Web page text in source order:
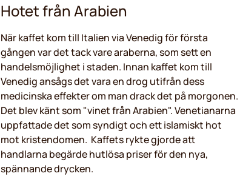
Hotet från Arabien
När kaffet kom till Italien via Venedig för första
gången var det tack vare araberna, som sett en
handelsmöjlighet i staden. Innan kaffet kom till
Venedig ansågs det vara en drog utifrån dess
medicinska effekter om man drack det på morgonen.
Det blev känt som "vinet från Arabien". Venetianarna
uppfattade det som syndigt och ett islamiskt hot
mot kristendomen. Kaffets rykte gjorde att
handlarna begärde hutlösa priser för den nya,
spännande drycken.